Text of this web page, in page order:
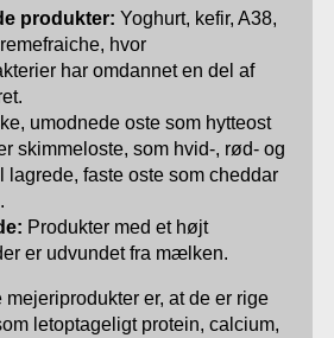
produkter: Yoghurt, kefir, A38,
hvor
har omdannet en del af
umodnede oste som hytteost
skimmeloste, som hvid-, rød- og
lagrede, faste oste som cheddar
Produkter med et højt
er udvundet fra mælken.
er, at de er rige
letoptageligt protein, calcium,